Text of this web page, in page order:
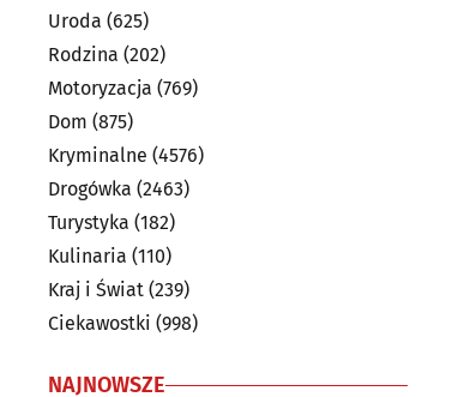
Uroda (625)
Rodzina (202)
Motoryzacja (769)
Dom (875)
Kryminalne (4576)
Drogówka (2463)
Turystyka (182)
Kulinaria (110)
Kraj i Świat (239)
Ciekawostki (998)
NAJNOWSZE